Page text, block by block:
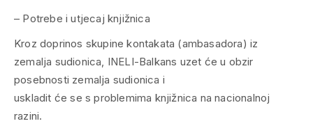
– Potrebe i utjecaj knjižnica
Kroz doprinos skupine kontakata (ambasadora) iz
zemalja sudionica, INELI-Balkans uzet će u obzir
posebnosti zemalja sudionica i
uskladit će se s problemima knjižnica na nacionalnoj
razini.